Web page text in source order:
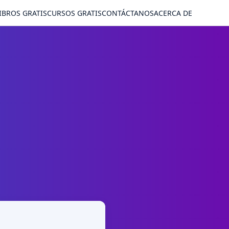
GRATISCURSOS GRATISCONTÁCTANOSACERCA DE